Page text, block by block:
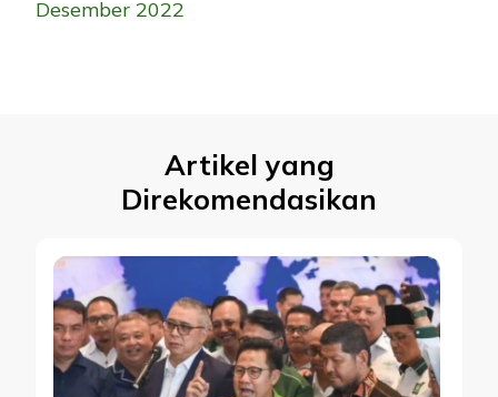
Desember 2022
Artikel yang
Direkomendasikan